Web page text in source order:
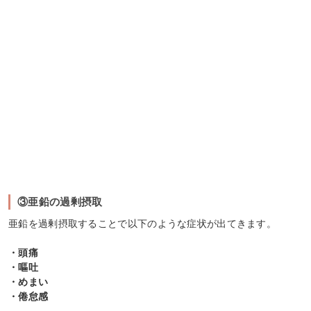
③亜鉛の過剰摂取
亜鉛を過剰摂取することで以下のような症状が出てきます。
・頭痛
・嘔吐
・めまい
・倦怠感